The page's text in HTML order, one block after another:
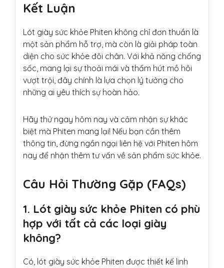
Kết Luận
Lót giày sức khỏe Phiten không chỉ đơn thuần là
một sản phẩm hỗ trợ, mà còn là giải pháp toàn
diện cho sức khỏe đôi chân. Với khả năng chống
sốc, mang lại sự thoải mái và thấm hút mồ hôi
vượt trội, đây chính là lựa chọn lý tưởng cho
những ai yêu thích sự hoàn hảo.
Hãy thử ngay hôm nay và cảm nhận sự khác
biệt mà Phiten mang lại! Nếu bạn cần thêm
thông tin, đừng ngần ngại liên hệ với Phiten hôm
nay để nhận thêm tư vấn về sản phẩm sức khỏe.
Câu Hỏi Thường Gặp (FAQs)
1. Lót giày sức khỏe Phiten có phù
hợp với tất cả các loại giày
không?
Có, lót giày sức khỏe Phiten được thiết kế linh